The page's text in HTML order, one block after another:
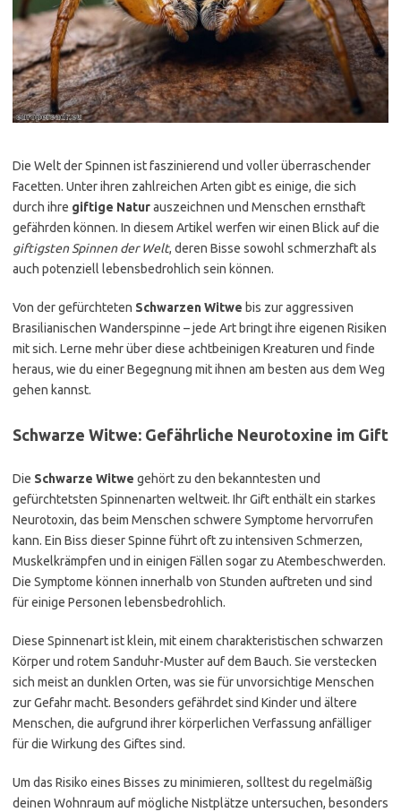
Die Welt der Spinnen ist faszinierend und voller überraschender
Facetten. Unter ihren zahlreichen Arten gibt es einige, die sich
durch ihre giftige Naturauszeichnen und Menschen ernsthaft
gefährden können. In diesem Artikel werfen wir einen Blick auf die
giftigsten Spinnen der Welt, deren Bisse sowohl schmerzhaft als
auch potenziell lebensbedrohlich sein können.
Von der gefürchteten Schwarzen Witwe bis zur aggressiven
Brasilianischen Wanderspinne – jede Art bringt ihre eigenen Risiken
mit sich. Lerne mehr über diese achtbeinigen Kreaturen und finde
heraus, wie du einer Begegnung mit ihnen am besten aus dem Weg
gehen kannst.
Schwarze Witwe: Gefährliche Neurotoxine im Gift
Die Schwarze Witwe gehört zu den bekanntesten und
gefürchtetsten Spinnenarten weltweit. Ihr Gift enthält ein starkes
Neurotoxin, das beim Menschen schwere Symptome hervorrufen
kann. Ein Biss dieser Spinne führt oft zu intensiven Schmerzen,
Muskelkrämpfen und in einigen Fällen sogar zu Atembeschwerden.
Die Symptome können innerhalb von Stunden auftreten und sind
für einige Personen lebensbedrohlich.
Diese Spinnenart ist klein, mit einem charakteristischen schwarzen
Körper und rotem Sanduhr-Muster auf dem Bauch. Sie verstecken
sich meist an dunklen Orten, was sie für unvorsichtige Menschen
zur Gefahr macht. Besonders gefährdet sind Kinder und ältere
Menschen, die aufgrund ihrer körperlichen Verfassung anfälliger
für die Wirkung des Giftes sind.
Um das Risiko eines Bisses zu minimieren, solltest du regelmäßig
deinen Wohnraum auf mögliche Nistplätze untersuchen, besonders